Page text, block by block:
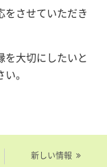
させていただき
を大切にしたいと
。
新しい情報